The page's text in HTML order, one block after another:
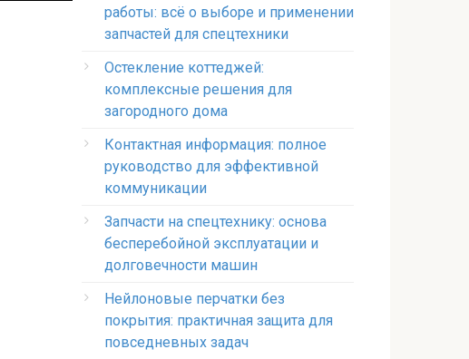
работы: всё о выборе и применении
запчастей для спецтехники
Остекление коттеджей:
комплексные решения для
загородного дома
Контактная информация: полное
руководство для эффективной
коммуникации
Запчасти на спецтехнику: основа
бесперебойной эксплуатации и
долговечности машин
Нейлоновые перчатки без
покрытия: практичная защита для
повседневных задач